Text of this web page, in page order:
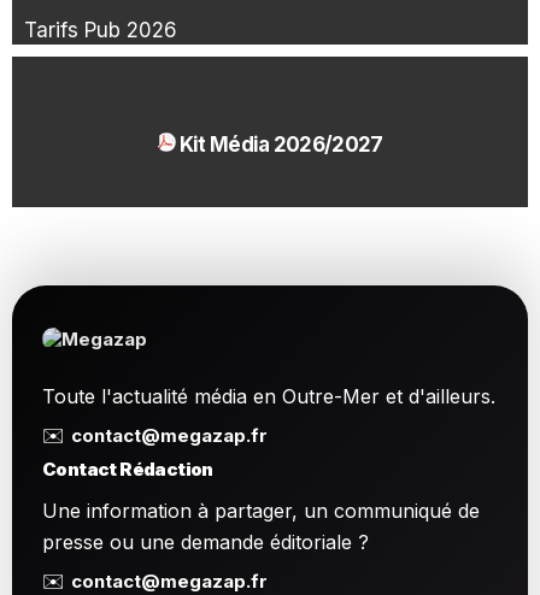
Tarifs Pub 2026
Kit Média 2026/2027
Toute l'actualité média en Outre-Mer et d'ailleurs.
✉️ contact@megazap.fr
Contact Rédaction
Une information à partager, un communiqué de
presse ou une demande éditoriale ?
✉️ contact@megazap.fr